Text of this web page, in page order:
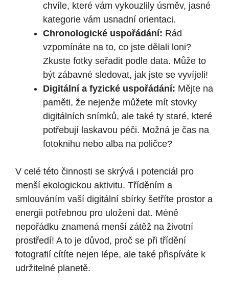
chvíle, které vám vykouzlily úsměv, jasné
kategorie vám usnadní orientaci.
Chronologické uspořádání: Rád
vzpomínáte na to, co jste dělali loni?
Zkuste fotky seřadit podle data. Může to
být zábavné sledovat, jak jste se vyvíjeli!
Digitální a fyzické uspořádání: Mějte na
paměti, že nejenže můžete mít stovky
digitálních snímků, ale také ty staré, které
potřebují laskavou péči. Možná je čas na
fotoknihu nebo alba na poličce?
V celé této činnosti se skrývá i potenciál pro
menší ekologickou aktivitu. Tříděním a
smlouváním vaší digitální sbírky šetříte prostor a
energii potřebnou pro uložení dat. Méně
nepořádku znamená menší zátěž na životní
prostředí! A to je důvod, proč se při třídění
fotografií cítíte nejen lépe, ale také přispíváte k
udržitelné planetě.